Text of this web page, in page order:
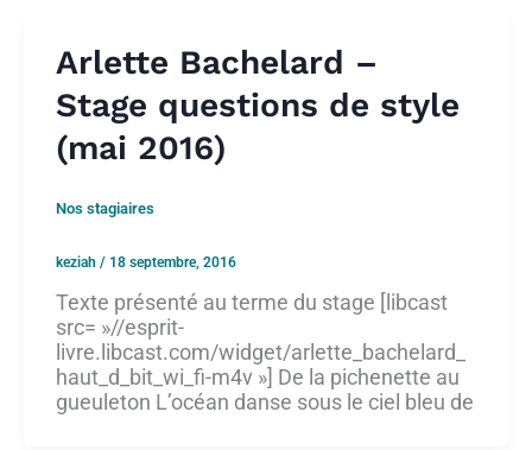
Arlette Bachelard –
Stage questions de style
(mai 2016)
Nos stagiaires
keziah / 18 septembre, 2016
Texte présenté au terme du stage [libcast
src= »//esprit-
livre.libcast.com/widget/arlette_bachelard_
haut_d_bit_wi_fi-m4v »] De la pichenette au
gueuleton L’océan danse sous le ciel bleu de